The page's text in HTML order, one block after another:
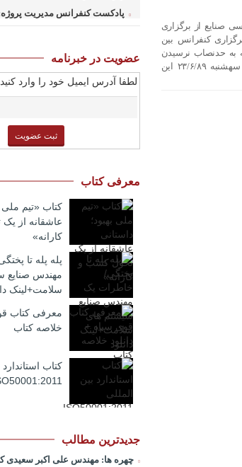
صنایع از برگزاری
کنفرانس بین
به حد‌نصاب نرسیدن
حضور اعضای پیوسته در مجمع عمومی فوق‌العاده مورخ سه­شنبه ۲۳/۶/۸۹ این
پادکست کنفرانس مدیریت
پادکست کنفرانس مدیریت
وزارت نفت در ارتقای مدیریت
صنعت نفت/ مهندس حبیب الله
پادکست کنفرانس مدیریت
کسب و کارهای پروژه محور/ دکتر
ارشد برای ارتقای شایستگیهای
استراتژی/ دکتر محمد ابویی
صوتی
پادکست کنفرانس مدیریت:
خلاق تری بسازیم/ دکتر کیوان
صوتی
پادکست کنفرانس مدیریت:
قراردادها در تدوین سیستمهای
جایزه نوبل اقتصاد/ بخش سوم/
دیانی+دانلود فایل صوتی
پادکست کنفرانس مدیریت:
قراردادها در تدوین سیستمهای
جایزه نوبل اقتصاد/ بخش دوم / دکتر
قدوسی+دانلود فایل صوتی
پادکست کنفرانس مدیریت:
قراردادها در تدوین سیستمهای
پادکست سخنرانی دکتر بهرخ
خصوص مدیریت و اقتصاد در فضا
عضویت در خبرنامه
لطفا آدرس ایمیل خود را وارد
معرفی کتاب
کتاب «تیم ملی
عاشقانه از
کارانه»
پله پله تا
مهندس صنایع
سلامت+لینک
معرفی کتاب
خلاصه کتاب
کتاب
جدیدترین مطالب
چهره ها: مهندس علی اکبر سعیدی